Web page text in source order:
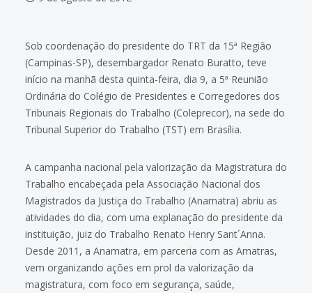
Sob coordenação do presidente do TRT da 15ª Região
(Campinas-SP), desembargador Renato Buratto, teve
início na manhã desta quinta-feira, dia 9, a 5ª Reunião
Ordinária do Colégio de Presidentes e Corregedores dos
Tribunais Regionais do Trabalho (Coleprecor), na sede do
Tribunal Superior do Trabalho (TST) em Brasília.
A campanha nacional pela valorização da Magistratura do
Trabalho encabeçada pela Associação Nacional dos
Magistrados da Justiça do Trabalho (Anamatra) abriu as
atividades do dia, com uma explanação do presidente da
instituição, juiz do Trabalho Renato Henry Sant´Anna.
Desde 2011, a Anamatra, em parceria com as Amatras,
vem organizando ações em prol da valorização da
magistratura, com foco em segurança, saúde,